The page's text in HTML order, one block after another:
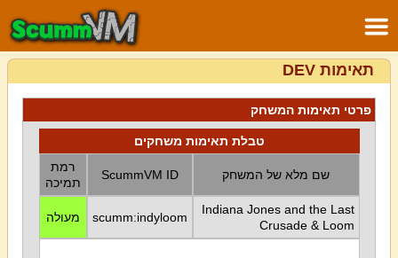
תאימות DEV
פרטי תאימות המשחק
טבלת תאימות משחקים
שם מלא של המשחק ScummVM ID
רמת
תמיכה
Indiana Jones and the Last
Crusade & Loom
scumm:indyloom מעולה